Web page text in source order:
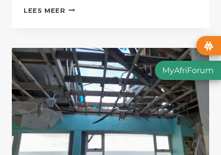
LEES MEER AFRIFORUM-
INSTALLEER
GEVORDERDE
KAMERASTELSEL
MyAfriForum